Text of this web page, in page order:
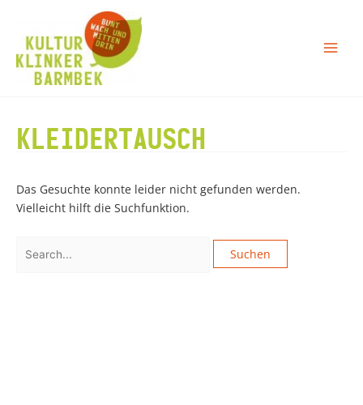
springen
KLEIDERTAUSCH
Das Gesuchte konnte leider nicht gefunden werden.
Vielleicht hilft die Suchfunktion.